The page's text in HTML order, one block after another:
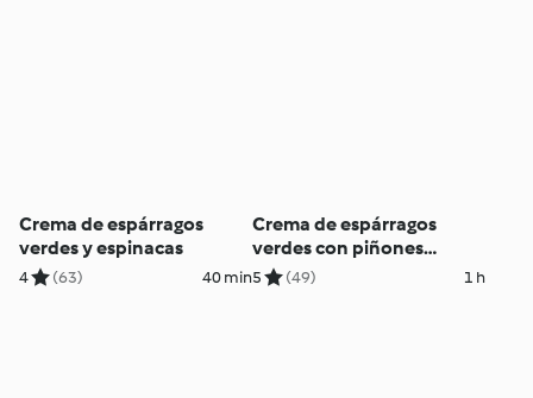
Crema de espárragos
verdes y espinacas
4 (63) 40 min
Crema de espárragos
verdes con piñones
picantes
5 (49) 1 h